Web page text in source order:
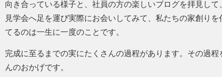
向き合っている様子と、社員の方の楽しいブログを拝見し
見学会へ足を運び実際にお会いしてみて、私たちの家創り
てるのは一生に一度のことです。
完成に至るまでの実にたくさんの過程があります。その過
んのおかげです。